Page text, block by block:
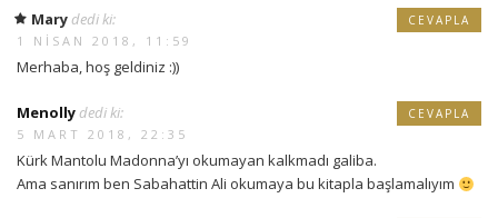
Mary dedi ki:
1 NISAN 2018, 11:59
Merhaba, hoş geldiniz :))
CEVAPLA
Menolly dedi ki:
5 MART 2018, 22:35
Kürk Mantolu Madonna’yı okumayan kalkmadı galiba.
Ama sanırım ben Sabahattin Ali okumaya bu kitapla başlamalıyım
CEVAPLA